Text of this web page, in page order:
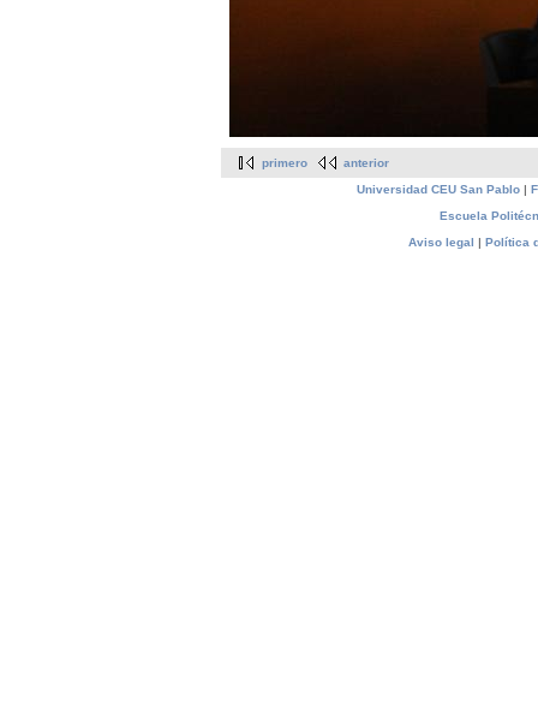
primero
anterior
Universidad CEU San Pablo|
Escuela
Aviso legal | Política